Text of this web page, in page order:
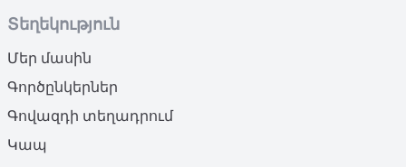
Տեղեկություն
Մեր մասին
Գործընկերներ
Գովազդի տեղադրում
Կապ